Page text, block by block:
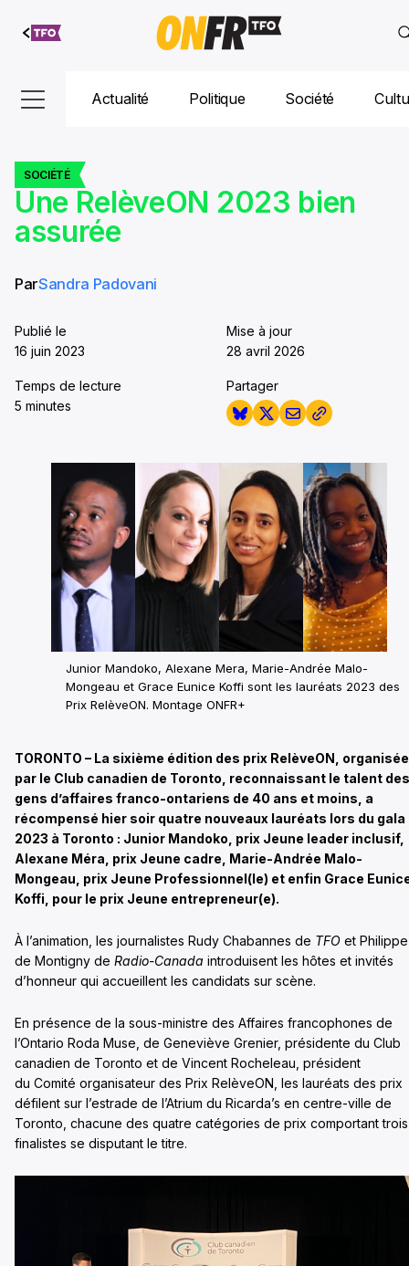
Aller au
contenu
Actualité Politique Société
SOCIÉTÉ
Une RelèveON 2023 bien
assurée
ParSandra Padovani
Publié le
16 juin 2023
Mise à jour
28 avril 2026
Temps de lecture
5 minutes
Partager
Junior Mandoko, Alexane Mera, Marie-Andrée Malo-
Mongeau et Grace Eunice Koffi sont les lauréats 2023 des
Prix RelèveON. Montage ONFR+
TORONTO – La sixième édition des prix RelèveON, organisée
par le Club canadien de Toronto, reconnaissant le talent des
gens d’affaires franco-ontariens de 40 ans et moins, a
récompensé hier soir quatre nouveaux lauréats lors du gala
2023 à Toronto : Junior Mandoko, prix Jeune leader inclusif,
Alexane Méra, prix Jeune cadre, Marie-Andrée Malo-
Mongeau, prix Jeune Professionnel(le) et enfin Grace
Koffi, pour le prix Jeune entrepreneur(e).
À l’animation, les journalistes Rudy Chabannes de TFO et Philippe
de Montigny de Radio-Canada introduisent les hôtes et invités
d’honneur qui accueillent les candidats sur scène.
En présence de la sous-ministre des Affaires francophones de
l’Ontario Roda Muse, de Geneviève Grenier, présidente du Club
canadien de Toronto et de Vincent Rocheleau, président
du Comité organisateur des Prix RelèveON, les lauréats des prix
défilent sur l’estrade de l’Atrium du Ricarda’s en centre-ville de
Toronto, chacune des quatre catégories de prix comportant trois
finalistes se disputant le titre.